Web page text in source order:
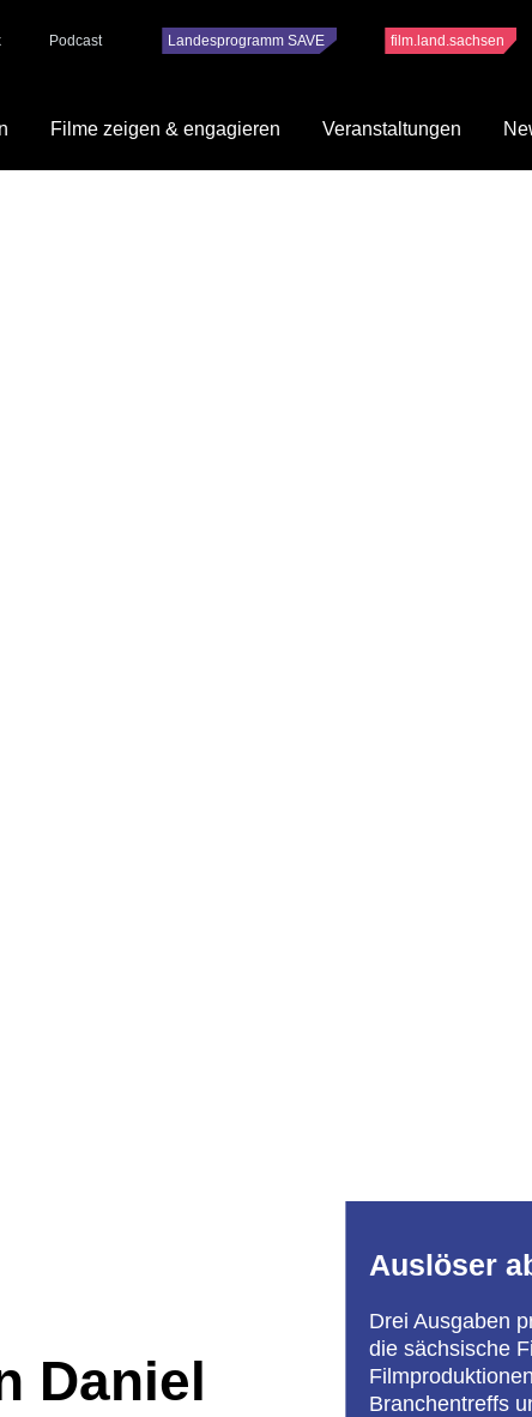
Podcast Landesprogramm SAVE film.land.sachsen
Filme zeigen & engagieren Veranstaltungen
Daniel
Auslöser
Drei Ausgaben
die sächsische
Branchentreffs